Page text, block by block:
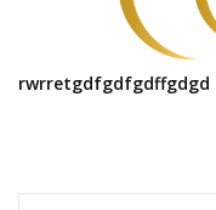
rwrretgdfgdfgdffgdgd